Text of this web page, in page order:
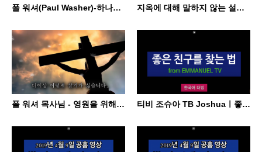
폴 워셔(Paul Washer)-하나님과 동행하는 것의 네 가지 원칙(Four pillars of walki… 지옥에 대해 말하지 않는 설교자들 - 폴 워셔(Paul Washer) "성경에서 예수님이 지옥에 대해서 가장…
폴 워셔 목사님 - 영원을 위해서 사십시오! [강력한 말씀] 티비 조슈아 TB Joshuaㅣ좋은 친구를 찾는 법